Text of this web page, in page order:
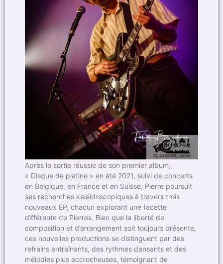
Après la sortie réussie de son premier album,
« Disque de platine » en été 2021, suivi de concerts
en Belgique, en France et en Suisse, Pierre poursuit
ses recherches kaléidoscopiques à travers trois
nouveaux EP, chacun explorant une facette
différente de Pierres. Bien que la liberté de
composition et d’arrangement soit toujours présente,
ces nouvelles productions se distinguent par des
refrains entraînants, des rythmes dansants et des
mélodies plus accrocheuses, témoignant de